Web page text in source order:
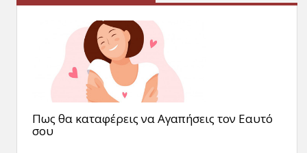
Πως θα καταφέρεις να Αγαπήσεις τον Εαυτό
σου